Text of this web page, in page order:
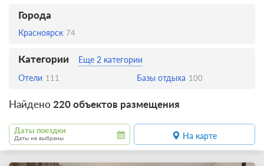
Города
Красноярск 74
Категории
Еще 2 категории
Отели 111 Базы отдыха 100
Найдено 220 объектов размещения
Даты поездки
Даты не выбраны На карте